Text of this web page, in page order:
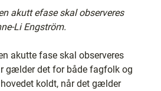
akutt efase skal observeres
Li Engström.
akutte fase skal observeres
gælder det for både fagfolk og
koldt, når det gælder